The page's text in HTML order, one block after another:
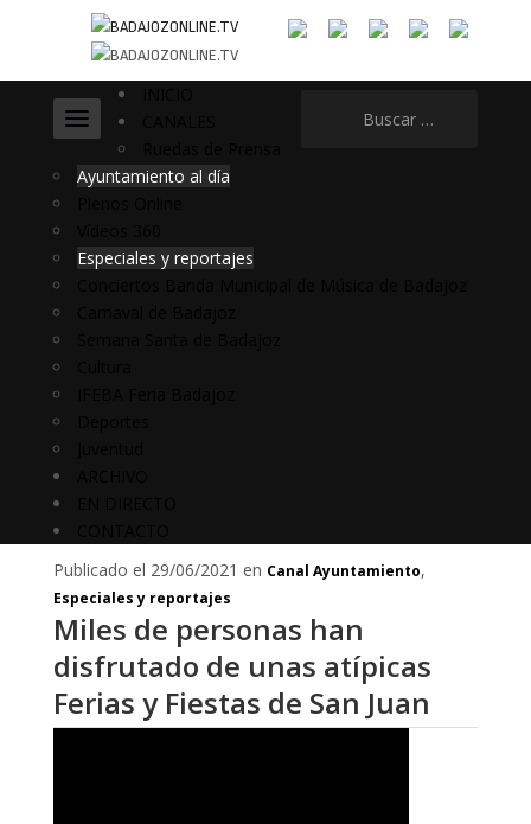
Ayuntamiento al día
Especiales y reportajes
Publicado el 29/06/2021 en Canal Ayuntamiento,
Especiales y reportajes
Miles de personas han
disfrutado de unas atípicas
Ferias y Fiestas de San Juan